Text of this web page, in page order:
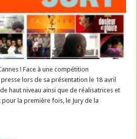
! Face à une compétition
lors de sa présentation le 18 avril
haut niveau ainsi que de réalisatrices et
la première fois, le Jury de la